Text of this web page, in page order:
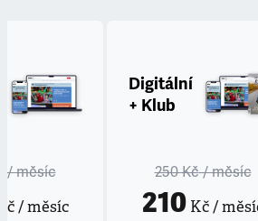
/ měsíc
/ měsíc
Digitální
+ Klub
250 Kč/ měsíc
210 Kč /